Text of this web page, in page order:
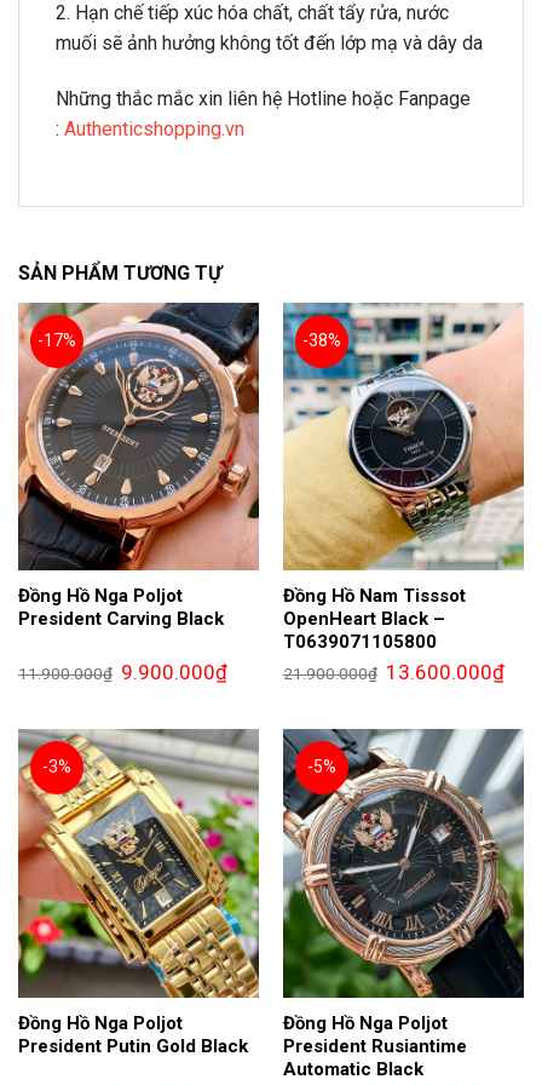
2. Hạn chế tiếp xúc hóa chất, chất tẩy rửa, nước
muối sẽ ảnh hưởng không tốt đến lớp mạ và dây da
Những thắc mắc xin liên hệ Hotline hoặc Fanpage
: Authenticshopping.vn
SẢN PHẨM TƯƠNG TỰ
-17%
Đồng Hồ Nga Poljot
President Carving Black
11.900.000₫ Giá
gốc
9.900.000₫Giá
hiện
9.900.000₫.
-38%
Đồng Hồ Nam Tisssot
OpenHeart Black –
T0639071105800
21.900.000₫ Giá
gốc
13.600.000₫Giá
hiện
-3%
Đồng Hồ Nga Poljot
President Putin Gold Black
-5%
Đồng Hồ Nga Poljot
President Rusiantime
Automatic Black